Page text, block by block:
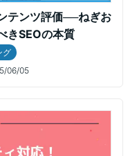
テンツ評価──ねぎお
きSEOの本質
グ
06/05